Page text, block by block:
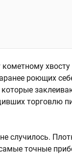
роющих
торговлю
случилось.
точные